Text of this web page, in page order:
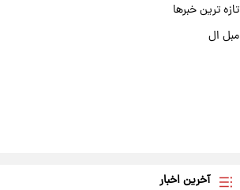
تازه ترین خبرها
مبل ال
آخرین اخبار